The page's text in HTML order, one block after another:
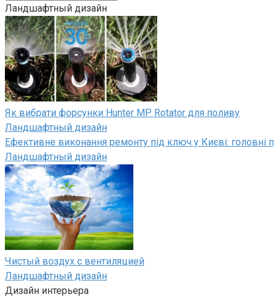
Ландшафтный дизайн
Як вибрати форсунки Hunter MP Rotator для поливу
Ландшафтный дизайн
Ефективне виконання ремонту під ключ у Києві: головні
Ландшафтный дизайн
Чистый воздух с вентиляцией
Ландшафтный дизайн
Дизайн интерьера